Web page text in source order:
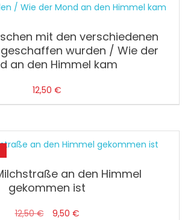
mit den verschiedenen
wurden / Wie der
an den Himmel kam
12,50 €
an den Himmel
gekommen ist
12,50€
Ursprünglicher
9,50 €Aktueller